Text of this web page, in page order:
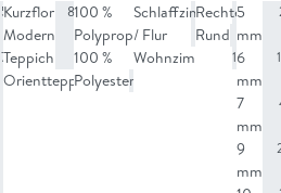
55
78
Kurzflor
Modern
Teppich
86
Orientteppich 14
100 %
Polypropylen
102
100 %
Polyester
1
Schlaffzimmer
/ Flur
2
Wohnzimmer 101
Rechteckig
Rund 6
5
mm
6
mm
7
mm
9
mm